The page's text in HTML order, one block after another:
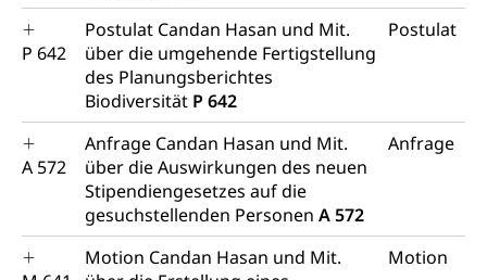
P 642
Postulat Candan Hasan und Mit.
über die umgehende Fertigstellung
des Planungsberichtes
Biodiversität P 642
Postulat
A 572
Anfrage Candan Hasan und Mit.
über die Auswirkungen des neuen
Stipendiengesetzes auf die
gesuchstellenden Personen A 572
Anfrage
Motion Candan Hasan und Mit.
Motion